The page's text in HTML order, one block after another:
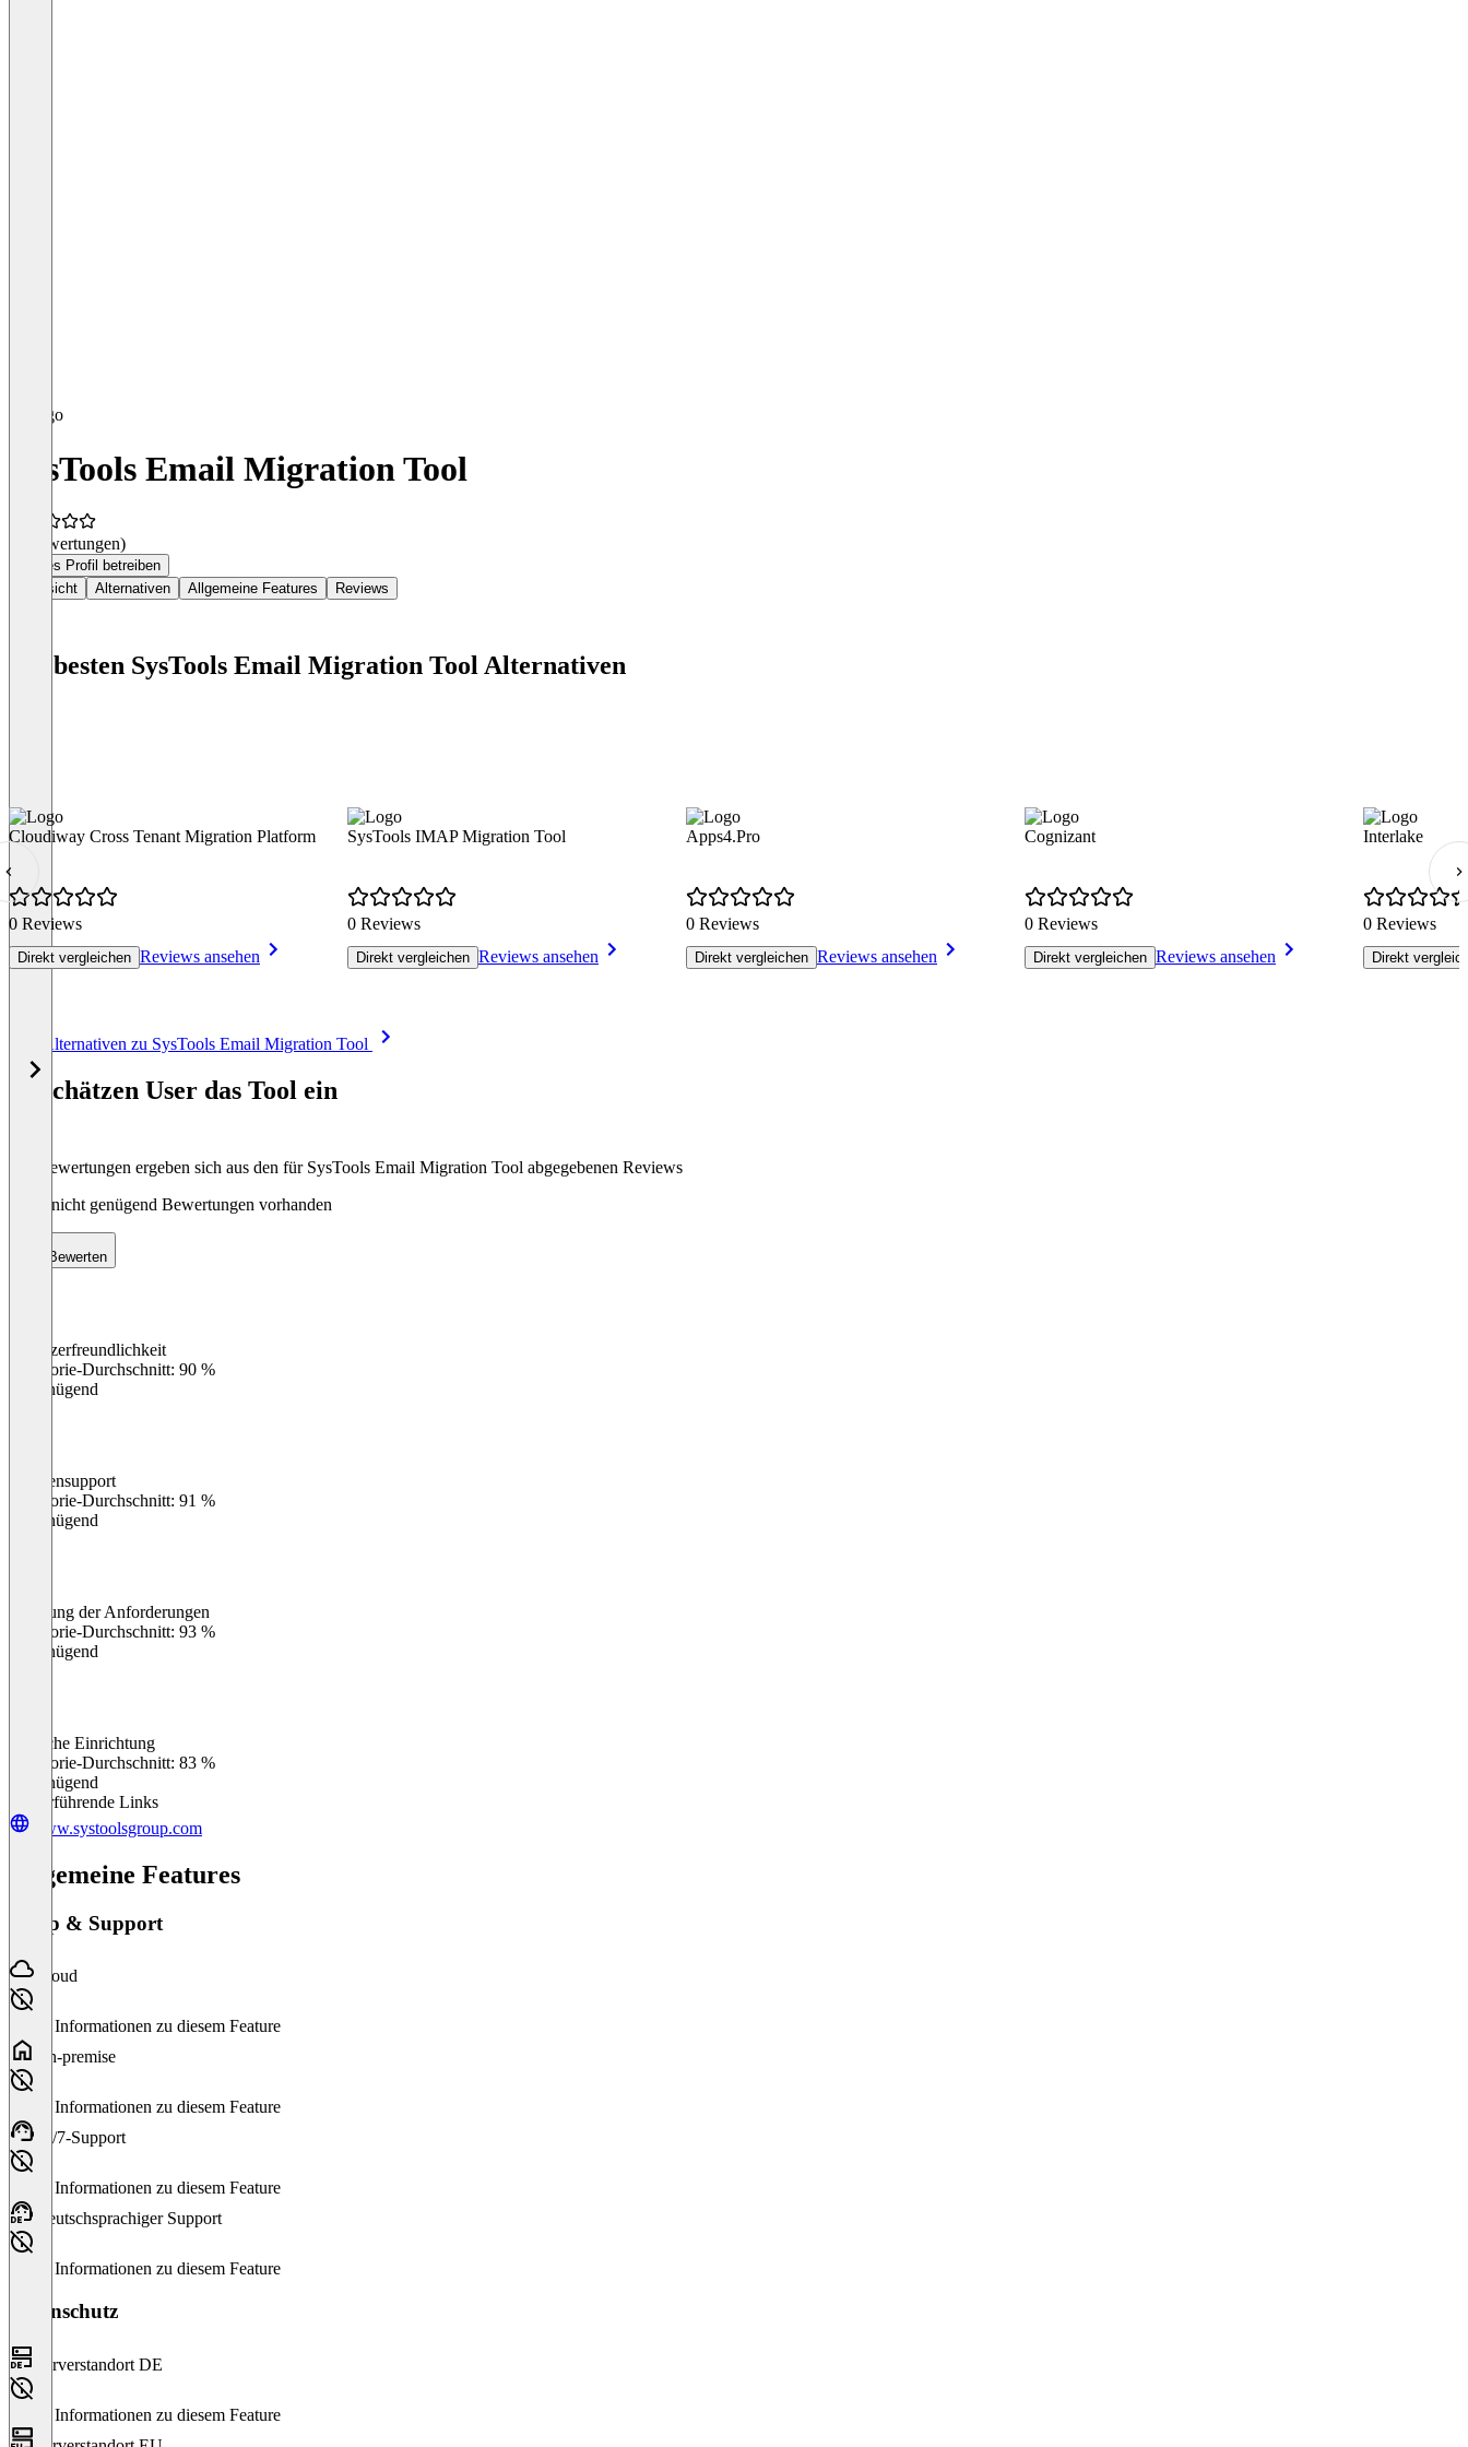
SysTools Email Migration Tool
(0 Bewertungen)
Dieses Profil betreiben
Übersicht
Alternativen Allgemeine Features Reviews
Die besten SysTools Email Migration Tool Alternativen
Cloudiway Cross Tenant Migration Platform
0 Reviews
Direkt vergleichen Reviews ansehen
SysTools IMAP Migration Tool
0 Reviews
Direkt vergleichen Reviews ansehen
Apps4.Pro
0 Reviews
Direkt vergleichen Reviews ansehen
Cognizant
0 Reviews
Direkt vergleichen Reviews ansehen
Interlake
0 Reviews
Direkt
Alle Alternativen zu SysTools Email Migration Tool
So schätzen User das Tool ein
Die Bewertungen ergeben sich aus den für SysTools Email Migration Tool abgegebenen Reviews
Noch nicht genügend Bewertungen vorhanden
Bewerten
Benutzerfreundlichkeit
Kategorie-Durchschnitt: 90 %
Ungenügend
Kundensupport
Kategorie-Durchschnitt: 91 %
Ungenügend
Erfüllung der Anforderungen
Kategorie-Durchschnitt: 93 %
Ungenügend
Einfache Einrichtung
Kategorie-Durchschnitt: 83 %
Ungenügend
Weiterführende Links
www.systoolsgroup.com
Allgemeine Features
Setup & Support
Cloud
Keine Informationen zu diesem Feature
On-premise
Keine Informationen zu diesem Feature
24/7-Support
Keine Informationen zu diesem Feature
Deutschsprachiger Support
Keine Informationen zu diesem Feature
Datenschutz
Serverstandort DE
Keine Informationen zu diesem Feature